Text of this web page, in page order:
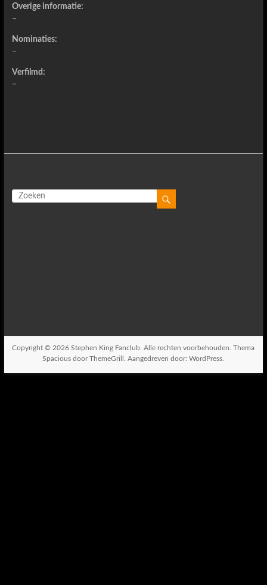
Overige informatie:
–
Nominaties:
–
Verfilmd:
–
Copyright © 2026Stephen King Fanclub . Alle rechten voorbehouden. Thema
Spacious door ThemeGrill. Aangedreven door:WordPress